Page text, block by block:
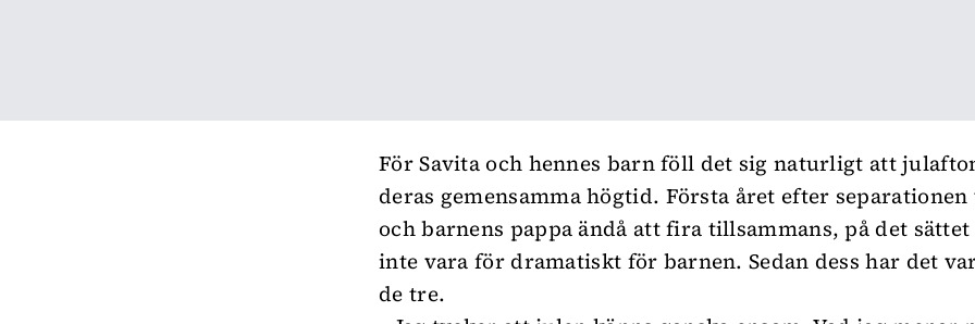
För Savita och hennes barn föll det sig naturligt att
deras gemensamma högtid. Första året efter
och barnens pappa ändå att fira tillsammans, på det
inte vara för dramatiskt för barnen. Sedan dess har det
de tre.